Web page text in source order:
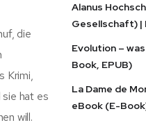
die
Krimi,
sie hat es
will.
Alanus
Gesellschaft) |
Evolution –
Book, EPUB)
La Dame de
eBook (E-